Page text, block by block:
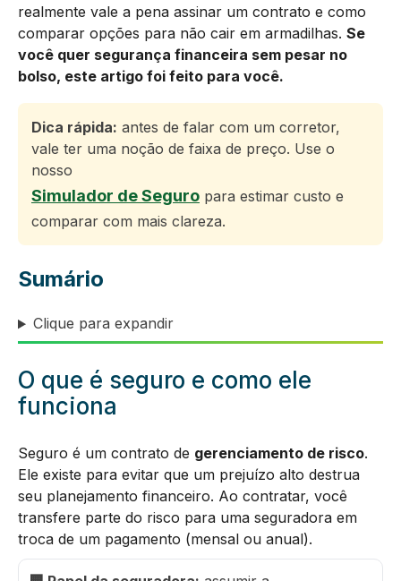
realmente vale a pena assinar um contrato e como
comparar opções para não cair em armadilhas. Se
você quer segurança financeira sem pesar no
bolso, este artigo foi feito para você.
Dica rápida: antes de falar com um corretor,
vale ter uma noção de faixa de preço. Use o
nosso
Simulador de Seguro para estimar custo e
comparar com mais clareza.
Sumário
Clique para expandir
O que é seguro e como ele
funciona
Seguro é um contrato de gerenciamento de risco.
Ele existe para evitar que um prejuízo alto destrua
seu planejamento financeiro. Ao contratar, você
transfere parte do risco para uma seguradora em
troca de um pagamento (mensal ou anual).